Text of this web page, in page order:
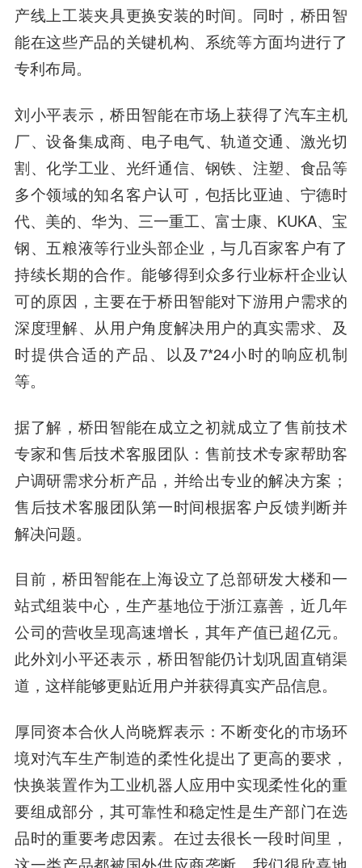
产线上工装夹具更换安装的时间。同时，桥田智
能在这些产品的关键机构、系统等方面均进行了
专利布局。
刘小平表示，桥田智能在市场上获得了汽车主机
厂、设备集成商、电子电气、轨道交通、激光切
割、化学工业、光纤通信、钢铁、注塑、食品等
多个领域的知名客户认可，包括比亚迪、宁德时
代、美的、华为、三一重工、富士康、KUKA、宝
钢、五粮液等行业头部企业，与几百家客户有了
持续长期的合作。能够得到众多行业标杆企业认
可的原因，主要在于桥田智能对下游用户需求的
深度理解、从用户角度解决用户的真实需求、及
时提供合适的产品、以及7*24小时的响应机制
等。
据了解，桥田智能在成立之初就成立了售前技术
专家和售后技术客服团队：售前技术专家帮助客
户调研需求分析产品，并给出专业的解决方案；
售后技术客服团队第一时间根据客户反馈判断并
解决问题。
目前，桥田智能在上海设立了总部研发大楼和一
站式组装中心，生产基地位于浙江嘉善，近几年
公司的营收呈现高速增长，其年产值已超亿元。
此外刘小平还表示，桥田智能仍计划巩固直销渠
道，这样能够更贴近用户并获得真实产品信息。
厚同资本合伙人尚晓辉表示：不断变化的市场环
境对汽车生产制造的柔性化提出了更高的要求，
快换装置作为工业机器人应用中实现柔性化的重
要组成部分，其可靠性和稳定性是生产部门在选
品时的重要考虑因素。在过去很长一段时间里，